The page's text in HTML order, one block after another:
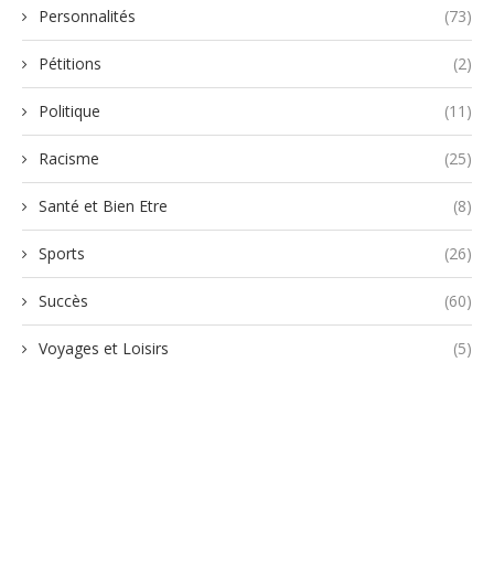
Personnalités (73)
Pétitions (2)
Politique (11)
Racisme (25)
Santé et Bien Etre (8)
Sports (26)
Succès (60)
Voyages et Loisirs (5)